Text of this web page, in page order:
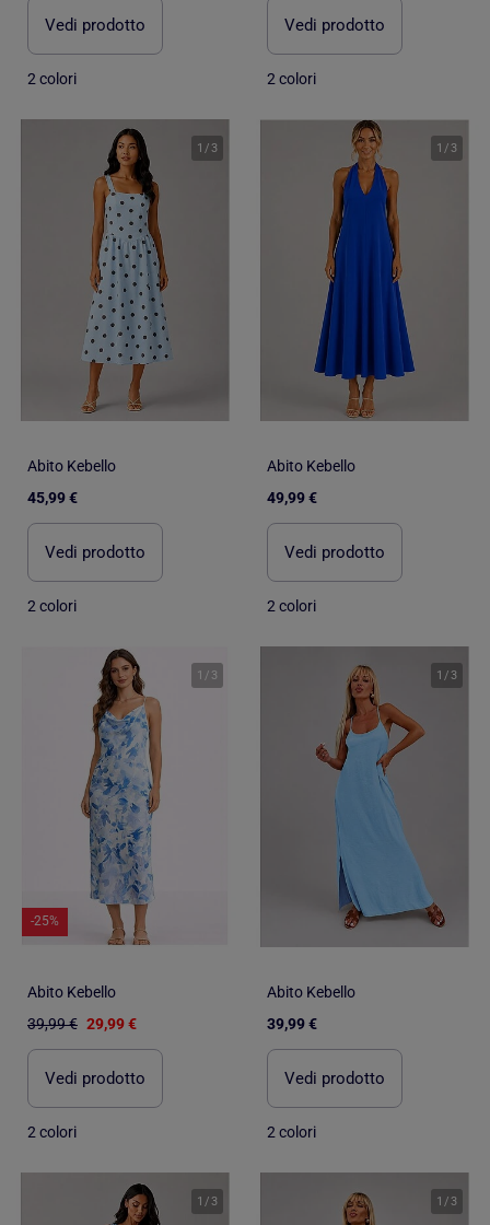
Vedi prodotto
2 colori
Vedi prodotto
2 colori
1 /3
Abito Kebello
45,99 €
Vedi prodotto
2 colori
1 /3
Abito Kebello
49,99 €
Vedi prodotto
2 colori
1 / 3
-25%
Abito Kebello
39,99 € 29,99 €
Vedi prodotto
2 colori
1 /3
Abito Kebello
39,99 €
Vedi prodotto
2 colori
1 /3 1 /3